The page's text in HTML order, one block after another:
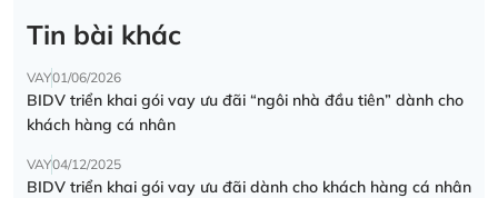
Tin bài khác
VAY01/06/2026
BIDV triển khai gói vay ưu đãi “ngôi nhà đầu tiên” dành cho
khách hàng cá nhân
VAY04/12/2025
BIDV triển khai gói vay ưu đãi dành cho khách hàng cá nhân